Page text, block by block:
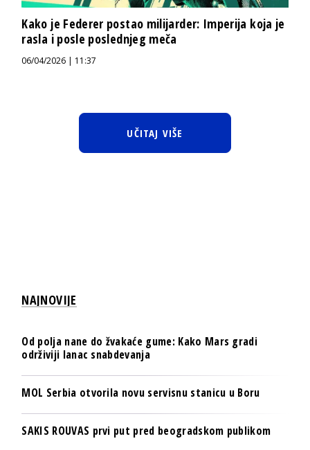
Kako je Federer postao milijarder: Imperija koja je
rasla i posle poslednjeg meča
06/04/2026 | 11:37
UČITAJ VIŠE
NAJNOVIJE
Od polja nane do žvakaće gume: Kako Mars gradi
održiviji lanac snabdevanja
MOL Serbia otvorila novu servisnu stanicu u Boru
SAKIS ROUVAS prvi put pred beogradskom publikom